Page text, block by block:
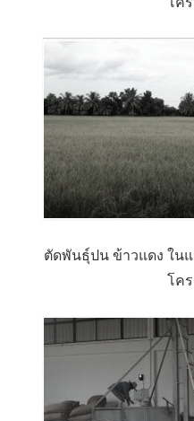
ตัดพันธุ์ปน ข้าวแดง ใน
โค